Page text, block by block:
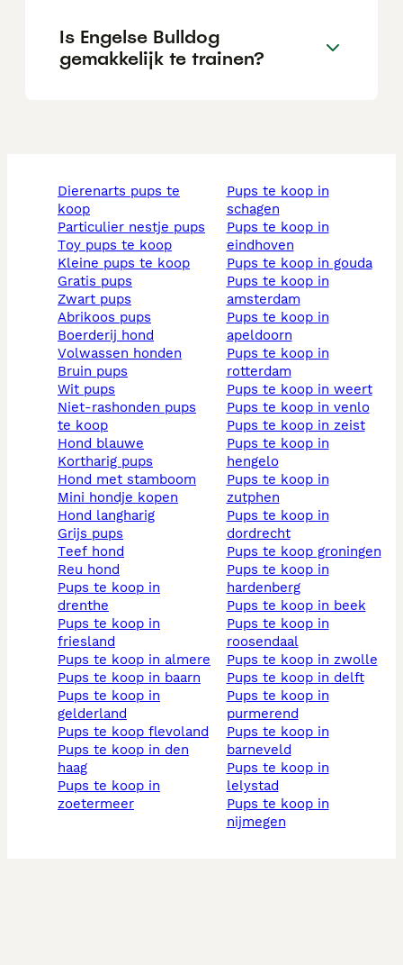
Is Engelse Bulldog
gemakkelijk te trainen?
dierenarts pups te
koop
particulier nestje pups
toy pups te koop
kleine pups te koop
gratis pups
zwart pups
abrikoos pups
boerderij hond
volwassen honden
bruin pups
wit pups
niet-rashonden pups
te koop
hond blauwe
kortharig pups
hond met stamboom
mini hondje kopen
hond langharig
grijs pups
teef hond
reu hond
pups te koop in
drenthe
pups te koop in
friesland
pups te koop in almere
pups te koop in baarn
pups te koop in
gelderland
pups te koop flevoland
pups te koop in den
haag
pups te koop in
zoetermeer
pups te koop in
schagen
pups te koop in
eindhoven
pups te koop in gouda
pups te koop in
amsterdam
pups te koop in
apeldoorn
pups te koop in
rotterdam
pups te koop in weert
pups te koop in venlo
pups te koop in zeist
pups te koop in
hengelo
pups te koop in
zutphen
pups te koop in
dordrecht
pups te koop groningen
pups te koop in
hardenberg
pups te koop in beek
pups te koop in
roosendaal
pups te koop in zwolle
pups te koop in delft
pups te koop in
purmerend
pups te koop in
barneveld
pups te koop in
lelystad
pups te koop in
nijmegen